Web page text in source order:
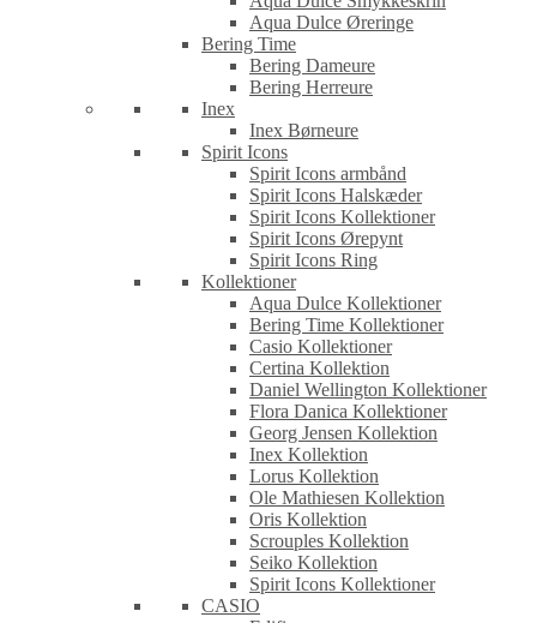
Aqua Dulce Øreringe
Bering Time
Bering Dameure
Bering Herreure
Inex
Inex Børneure
Spirit Icons
Spirit Icons armbånd
Spirit Icons Halskæder
Spirit Icons Kollektioner
Spirit Icons Ørepynt
Spirit Icons Ring
Kollektioner
Aqua Dulce Kollektioner
Bering Time Kollektioner
Casio Kollektioner
Certina Kollektion
Daniel Wellington Kollektioner
Flora Danica Kollektioner
Georg Jensen Kollektion
Inex Kollektion
Lorus Kollektion
Ole Mathiesen Kollektion
Oris Kollektion
Scrouples Kollektion
Seiko Kollektion
Spirit Icons Kollektioner
CASIO